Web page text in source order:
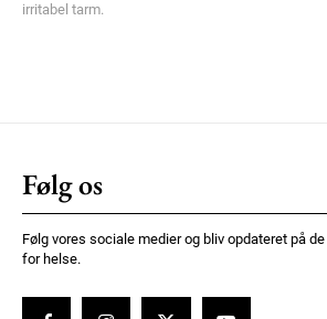
irritabel tarm.
Følg os
Følg vores sociale medier og bliv opdateret på
for helse.